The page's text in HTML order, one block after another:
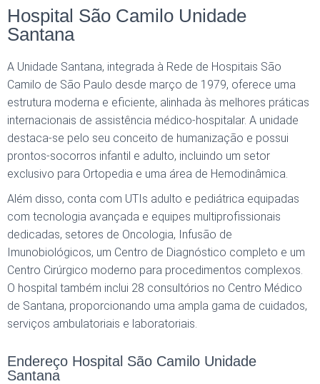
Hospital São Camilo Unidade
Santana
A Unidade Santana, integrada à Rede de Hospitais São
Camilo de São Paulo desde março de 1979, oferece uma
estrutura moderna e eficiente, alinhada às melhores práticas
internacionais de assistência médico-hospitalar. A unidade
destaca-se pelo seu conceito de humanização e possui
prontos-socorros infantil e adulto, incluindo um setor
exclusivo para Ortopedia e uma área de Hemodinâmica.
Além disso, conta com UTIs adulto e pediátrica equipadas
com tecnologia avançada e equipes multiprofissionais
dedicadas, setores de Oncologia, Infusão de
Imunobiológicos, um Centro de Diagnóstico completo e um
Centro Cirúrgico moderno para procedimentos complexos.
O hospital também inclui 28 consultórios no Centro Médico
de Santana, proporcionando uma ampla gama de cuidados,
serviços ambulatoriais e laboratoriais.
Endereço Hospital São Camilo Unidade
Santana